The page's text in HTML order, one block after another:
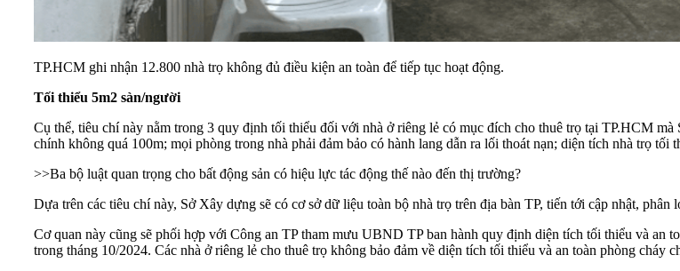
TP.HCM ghi nhận 12.800 nhà trọ không đủ điều kiện an toàn để tiếp tục hoạt động.
Tối thiểu 5m2 sàn/người
Cụ thể, tiêu chí này nằm trong 3 quy định tối thiểu đối với nhà ở riêng lẻ có mục đích cho thuê trọ tại TP.HCM
chính không quá 100m; mọi phòng trong nhà phải đảm bảo có hành lang dẫn ra lối thoát nạn; diện tích nhà trọ tối
>>Ba bộ luật quan trọng cho bất động sản có hiệu lực tác động thế nào đến thị trường?
Dựa trên các tiêu chí này, Sở Xây dựng sẽ có cơ sở dữ liệu toàn bộ nhà trọ trên địa bàn TP, tiến tới cập nhật,
Cơ quan này cũng sẽ phối hợp với Công an TP tham mưu UBND TP ban hành quy định diện tích tối thiểu và an
trong tháng 10/2024. Các nhà ở riêng lẻ cho thuê trọ không bảo đảm về diện tích tối thiểu và an toàn phòng cháy